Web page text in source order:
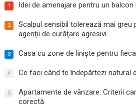
1 Idei de amenajare pentru un
2
Scalpul sensibil tolerează mai greu
agenții de curățare agresivi
3 Casa cu zone de liniște pentru
4 Ce faci când te îndepărtezi natural
5
Apartamente de vânzare: Criterii
corectă